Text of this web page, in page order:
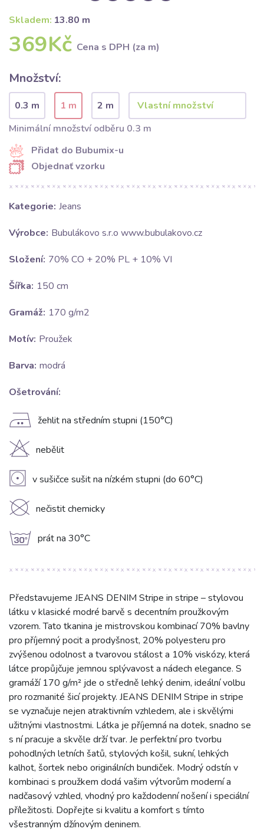
Skladem: 13.80 m
369Kč Cena s DPH (za m)
Množství:
0.3 m 1 m
2 m
Minimální množství odběru 0.3 m
Přidat do Bubumix-u
Objednať vzorku
Kategorie: Jeans
Výrobce: Bubulákovo s.r.o www.bubulakovo.cz
Složení: 70% CO + 20% PL + 10% VI
Šířka: 150 cm
Gramáž: 170 g/m2
Motív: Proužek
Barva: modrá
Ošetrování:
E žehlit na středním stupni (150°C)
H nebělit
V v sušičce sušit na nízkém stupni (do 60°C)
K nečistit chemicky
g prát na 30°C
Představujeme JEANS DENIM Stripe in stripe – stylovou
látku v klasické modré barvě s decentním proužkovým
vzorem. Tato tkanina je mistrovskou kombinací 70% bavlny
pro příjemný pocit a prodyšnost, 20% polyesteru pro
zvýšenou odolnost a tvarovou stálost a 10% viskózy, která
látce propůjčuje jemnou splývavost a nádech elegance. S
gramáží 170 g/m² jde o středně lehký denim, ideální volbu
pro rozmanité šicí projekty. JEANS DENIM Stripe in stripe
se vyznačuje nejen atraktivním vzhledem, ale i skvělými
užitnými vlastnostmi. Látka je příjemná na dotek, snadno se
s ní pracuje a skvěle drží tvar. Je perfektní pro tvorbu
pohodlných letních šatů, stylových košil, sukní, lehkých
kalhot, šortek nebo originálních bundiček. Modrý odstín v
kombinaci s proužkem dodá vašim výtvorům moderní a
nadčasový vzhled, vhodný pro každodenní nošení i speciální
příležitosti. Dopřejte si kvalitu a komfort s tímto
všestranným džínovým deninem.